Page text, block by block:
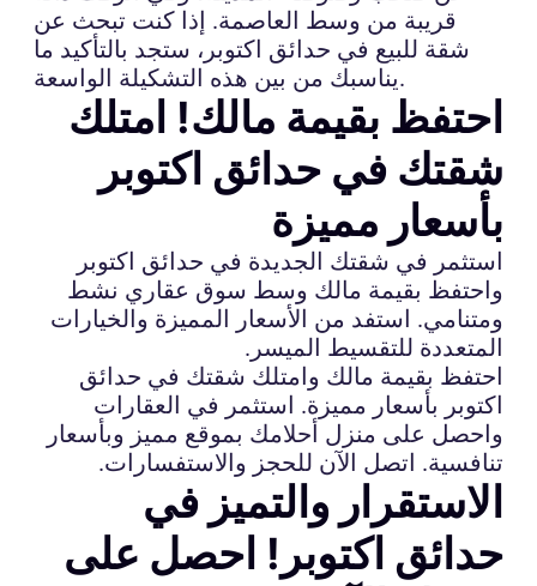
قريبة من وسط العاصمة. إذا كنت تبحث عن
شقة للبيع في حدائق اكتوبر، ستجد بالتأكيد ما
يناسبك من بين هذه التشكيلة الواسعة.
احتفظ بقيمة مالك! امتلك
شقتك في حدائق اكتوبر
بأسعار مميزة
استثمر في شقتك الجديدة في حدائق اكتوبر
واحتفظ بقيمة مالك وسط سوق عقاري نشط
ومتنامي. استفد من الأسعار المميزة والخيارات
المتعددة للتقسيط الميسر.
احتفظ بقيمة مالك وامتلك شقتك في حدائق
اكتوبر بأسعار مميزة. استثمر في العقارات
واحصل على منزل أحلامك بموقع مميز وبأسعار
تنافسية. اتصل الآن للحجز والاستفسارات.
الاستقرار والتميز في
حدائق اكتوبر! احصل على